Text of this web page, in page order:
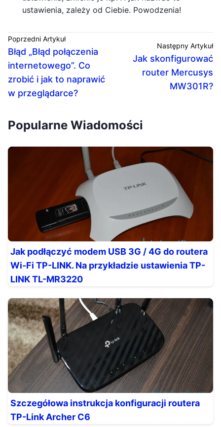
ustawienia, zależy od Ciebie. Powodzenia!
Poprzedni Artykuł
Błąd „Błąd połączenia
internetowego”. Co
zrobić i jak to naprawić
w przeglądarce?
Następny Artykuł
Jak skonfigurować
router Mercusys
MW301R?
Popularne Wiadomości
Jak podłączyć modem USB 3G / 4G do routera
Wi-Fi TP-LINK. Na przykładzie ustawienia TP-
LINK TL-MR3220
Szczegółowa instrukcja konfiguracji routera
TP-Link Archer C6